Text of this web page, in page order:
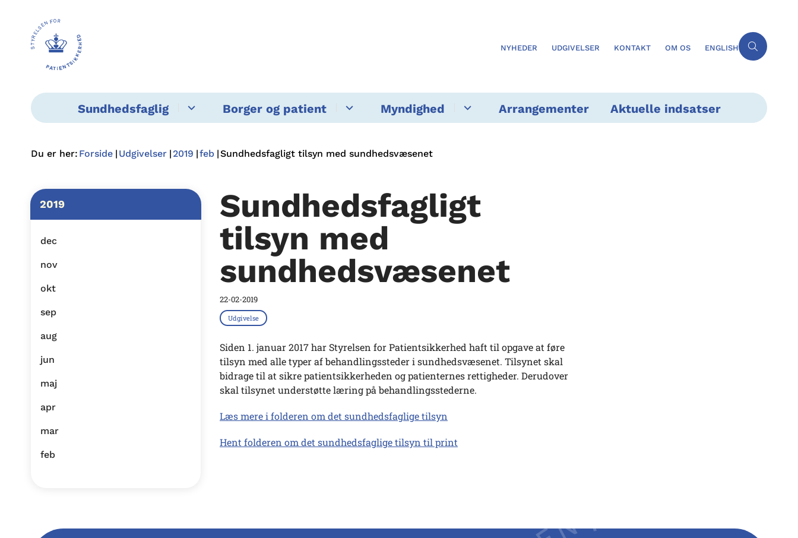
NYHEDER UDGIVELSER KONTAKT OM OS ENGLISH
Sundhedsfaglig Borger og patient Myndighed Arrangementer Aktuelle indsatser
Du er her: Forside Udgivelser 2019 feb Sundhedsfagligt tilsyn med sundhedsvæsenet
2019
dec
nov
okt
sep
aug
jun
maj
apr
mar
feb
Sundhedsfagligt
tilsyn med
sundhedsvæsenet
22-02-2019
Udgivelse
Siden 1. januar 2017 har Styrelsen for Patientsikkerhed haft til opgave at føre
tilsyn med alle typer af behandlingssteder i sundhedsvæsenet. Tilsynet skal
bidrage til at sikre patientsikkerheden og patienternes rettigheder. Derudover
skal tilsynet understøtte læring på behandlingsstederne.
Læs mere i folderen om det sundhedsfaglige tilsyn
Hent folderen om det sundhedsfaglige tilsyn til print